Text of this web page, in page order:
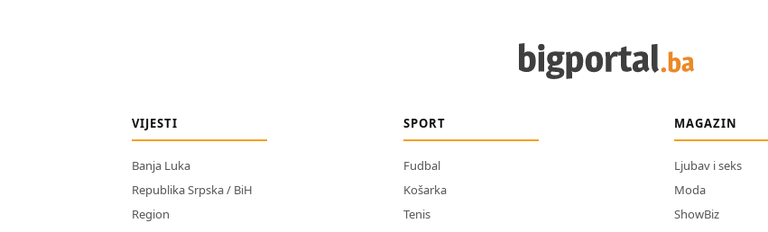
VIJESTI
Banja Luka
Republika Srpska / BiH
Region
SPORT
Fudbal
Košarka
Tenis
MAGAZIN
Ljubav i seks
Moda
ShowBiz